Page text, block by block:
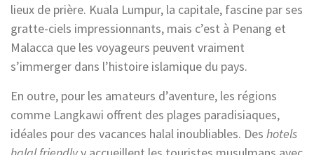
lieux de prière. Kuala Lumpur, la capitale, fascine par ses
gratte-ciels impressionnants, mais c’est à Penang et
Malacca que les voyageurs peuvent vraiment
s’immerger dans l’histoire islamique du pays.
En outre, pour les amateurs d’aventure, les régions
comme Langkawi offrent des plages paradisiaques,
idéales pour des vacances halal inoubliables. Des hotels